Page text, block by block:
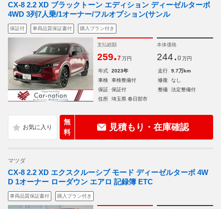
CX-8 2.2 XD ブラックトーン エディション ディーゼルターボ
4WD 3列7人乗/1オーナー/フルオプション(サンル
保証付 車両品質保証書付 購入プラン付き
支払総額
259.7 万円
本体価格
244. 0 万円
年式 2023年 走行
9.7万km
車検
車検整備付 修復
なし
保証
保証付 整備
法定整備付
住所
埼玉県 春日部市
無
料
見積もり・在庫確認
マツダ
CX-8 2.2 XD エクスクルーシブ モード ディーゼルターボ 4W
D 1オーナー ローダウン エアロ 記録簿 ETC
車両品質保証書付 購入プラン付き